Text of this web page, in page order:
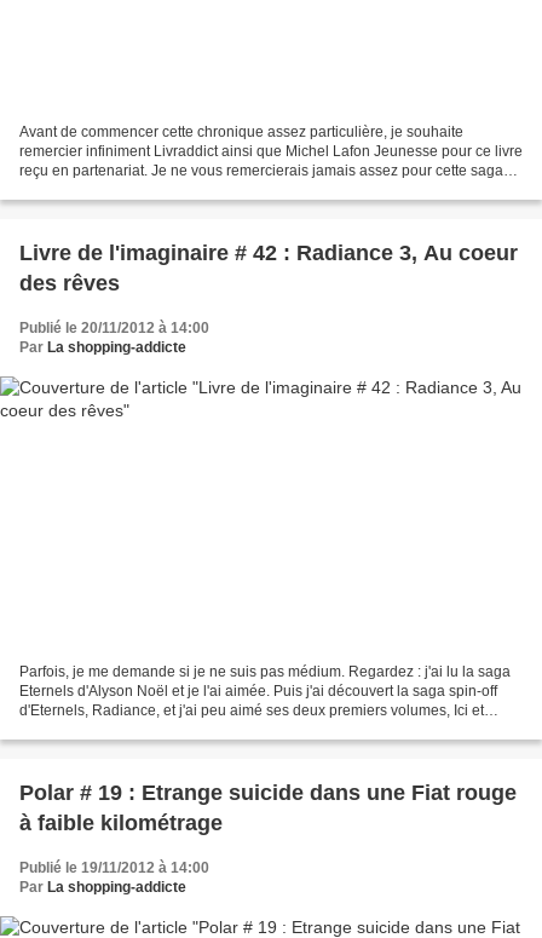
Avant de commencer cette chronique assez particulière, je souhaite
remercier infiniment Livraddict ainsi que Michel Lafon Jeunesse pour ce livre
reçu en partenariat. Je ne vous remercierais jamais assez pour cette saga
Livre de l'imaginaire # 42 : Radiance 3, Au coeur
des rêves
Publié le 20/11/2012 à 14:00
Par La shopping-addicte
Parfois, je me demande si je ne suis pas médium. Regardez : j'ai lu la saga
Eternels d'Alyson Noël et je l'ai aimée. Puis j'ai découvert la saga spin-off
d'Eternels, Radiance, et j'ai peu aimé ses deux premiers volumes, Ici et
Polar # 19 : Etrange suicide dans une Fiat rouge
à faible kilométrage
Publié le 19/11/2012 à 14:00
Par La shopping-addicte